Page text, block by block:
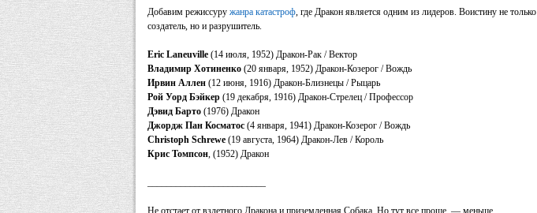
Добавим режиссуру жанра катастроф, где Дракон является одним из лидеров. Воистину не только
создатель, но и разрушитель.
Eric Laneuville (14 июля, 1952) Дракон-Рак / Вектор
Владимир Хотиненко (20 января, 1952) Дракон-Козерог / Вождь
Ирвин Аллен (12 июня, 1916) Дракон-Близнецы / Рыцарь
Рой Уорд Бэйкер (19 декабря, 1916) Дракон-Стрелец / Профессор
Дэвид Барто (1976) Дракон
Джордж Пан Косматос (4 января, 1941) Дракон-Козерог / Вождь
Christoph Schrewe (19 августа, 1964) Дракон-Лев / Король
Крис Томпсон, (1952) Дракон
Не отстает от взлетного Дракона и приземленная Собака. Но тут все проще, — меньше